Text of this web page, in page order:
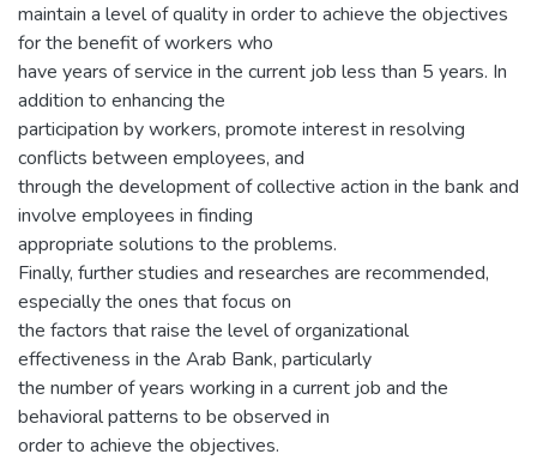
maintain a level of quality in order to achieve the objectives
for the benefit of workers who
have years of service in the current job less than 5 years. In
addition to enhancing the
participation by workers, promote interest in resolving
conflicts between employees, and
through the development of collective action in the bank and
involve employees in finding
appropriate solutions to the problems.
Finally, further studies and researches are recommended,
especially the ones that focus on
the factors that raise the level of organizational
effectiveness in the Arab Bank, particularly
the number of years working in a current job and the
behavioral patterns to be observed in
order to achieve the objectives.